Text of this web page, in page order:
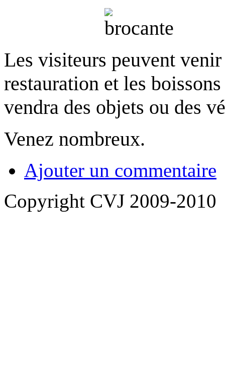
Les visiteurs peuvent
restauration et les
vendra des objets ou des
Venez nombreux.
Ajouter un commentaire
Copyright CVJ 2009-2010